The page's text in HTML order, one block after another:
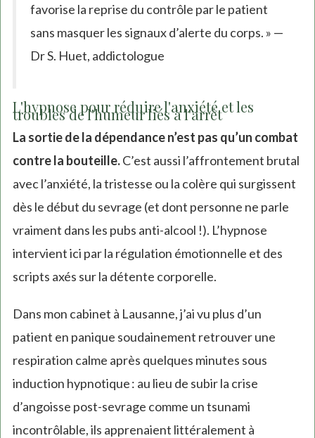
favorise la reprise du contrôle par le patient
sans masquer les signaux d’alerte du corps. » —
Dr S. Huet, addictologue
L'hypnose pour réduire l'anxiété et les
troubles de l'humeur liés à l'arrêt
La sortie de la dépendance n’est pas qu’un combat
contre la bouteille.C’est aussi l’affrontement brutal
avec l’anxiété, la tristesse ou la colère qui surgissent
dès le début du sevrage (et dont personne ne parle
vraiment dans les pubs anti-alcool !). L’hypnose
intervient ici par la régulation émotionnelle et des
scripts axés sur la détente corporelle.
Dans mon cabinet à Lausanne, j’ai vu plus d’un
patient en panique soudainement retrouver une
respiration calme après quelques minutes sous
induction hypnotique : au lieu de subir la crise
d’angoisse post-sevrage comme un tsunami
incontrôlable, ils apprenaient littéralement à